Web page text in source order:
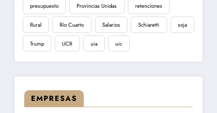
presupuesto Provincias Unidas retenciones
Rural Río Cuarto Salarios Schiaretti soja
Trump UCR uia uic
EMPRESAS